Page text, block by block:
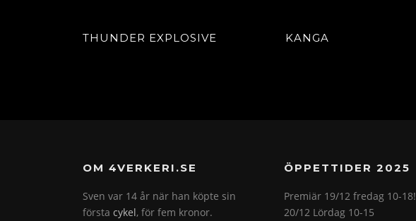
THUNDER EXPLOSIVE KANGA
OM 4VERKERI.SE
Sven var 14 år när han köpte sin
första cykel, för fem kronor.
ÖPPETTIDER 2025
Premiär 19/12 fredag 10-18!
20/12 Lördag 10-15